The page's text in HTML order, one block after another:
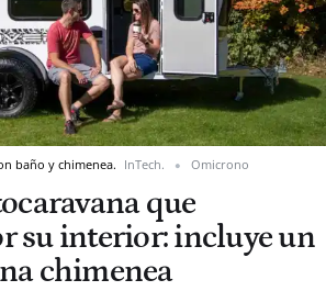
baño y chimenea. InTech. Omicrono
que
su interior: incluye un
chimenea